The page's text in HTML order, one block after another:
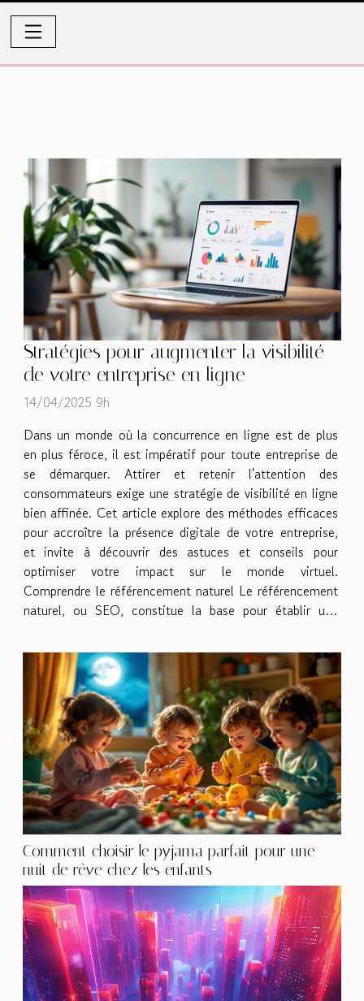
Stratégies pour augmenter la visibilité
de votre entreprise en ligne
14/04/2025 9h
Dans un monde où la concurrence en ligne est de plus
en plus féroce, il est impératif pour toute entreprise de
se démarquer. Attirer et retenir l'attention des
consommateurs exige une stratégie de visibilité en ligne
bien affinée. Cet article explore des méthodes efficaces
pour accroître la présence digitale de votre entreprise,
et invite à découvrir des astuces et conseils pour
optimiser votre impact sur le monde virtuel.
Comprendre le référencement naturel Le référencement
naturel, ou SEO, constitue la base pour établir une
compréhension...
Comment choisir le pyjama parfait pour une
nuit de rêve chez les enfants